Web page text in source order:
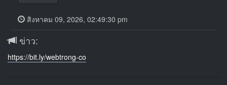
สิงหาคม 09, 2026, 02:49:30 pm
ข่าว:
https://bit.ly/webtrong-co